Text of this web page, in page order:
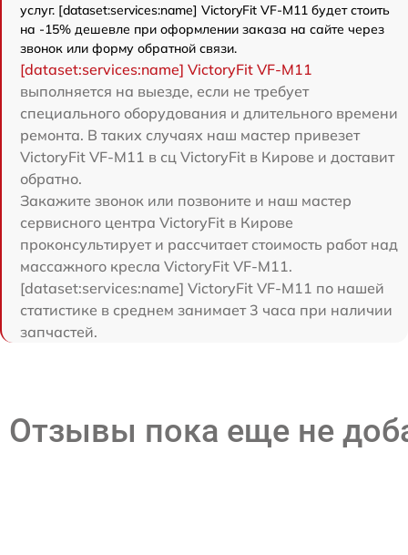
услуг. [dataset:services:name] VictoryFit VF-M11 будет стоить
на -15% дешевле при оформлении заказа на сайте через
звонок или форму обратной связи.
[dataset:services:name] VictoryFit VF-M11
выполняется на выезде, если не требует
специального оборудования и длительного времени
ремонта. В таких случаях наш мастер привезет
VictoryFit VF-M11 в сц VictoryFit в Кирове и доставит
обратно.
Закажите звонок или позвоните и наш мастер
сервисного центра VictoryFit в Кирове
проконсультирует и рассчитает стоимость работ над
массажного кресла VictoryFit VF-M11.
[dataset:services:name] VictoryFit VF-M11 по нашей
статистике в среднем занимает 3 часа при наличии
запчастей.
Отзывы пока еще не